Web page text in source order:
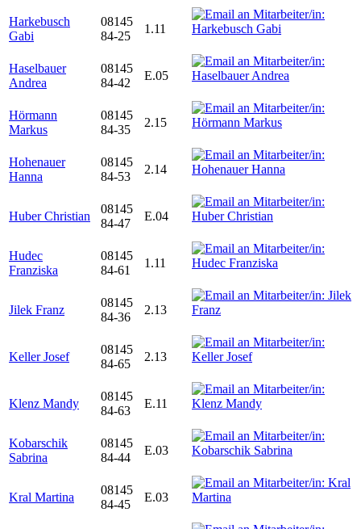
Harkebusch
Gabi
08145
84-25
1.11
Haselbauer
Andrea
08145
84-42
E.05
Hörmann
Markus
08145
84-35
2.15
Hohenauer
Hanna
08145
84-53
2.14
Huber Christian
08145
84-47
E.04
Hudec
Franziska
08145
84-61
1.11
Jilek Franz
08145
84-36
2.13
Keller Josef
08145
84-65
2.13
Klenz Mandy
08145
84-63
E.11
Kobarschik
Sabrina
08145
84-44
E.03
Kral Martina
08145
84-45
E.03